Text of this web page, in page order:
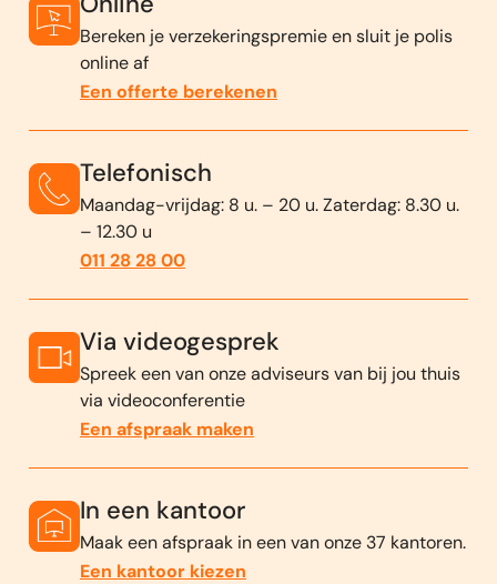
Bereken je verzekeringspremie en sluit je polis
online af
Een offerte berekenen
Telefonisch
Maandag-vrijdag: 8 u. – 20 u. Zaterdag: 8.30 u.
– 12.30 u
011 28 28 00
Via videogesprek
Spreek een van onze adviseurs van bij jou thuis
via videoconferentie
Een afspraak maken
In een kantoor
Maak een afspraak in een van onze 37 kantoren.
Een kantoor kiezen